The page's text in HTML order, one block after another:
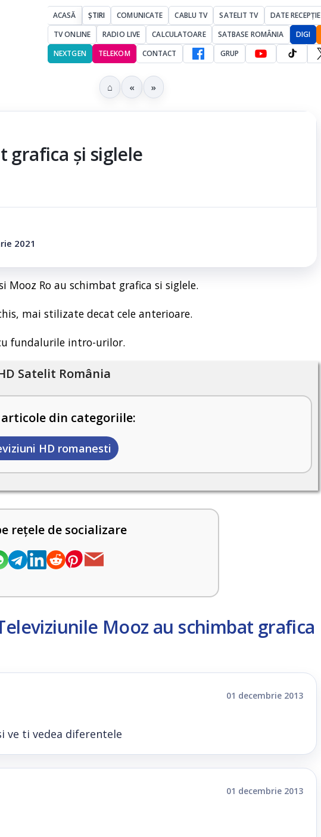
ACASĂ ȘTIRI COMUNICATE CABLU TV SATELIT TV DATE RECEPȚIE
TV ONLINE
RADIO LIVE CALCULATOARE SATBASE ROMÂNIA DIGI
NEXTGEN
TELEKOM CONTACT GRUP
⌂ « »
grafica și siglele
2021
Mooz Ro au schimbat grafica si siglele.
mai stilizate decat cele anterioare.
fundalurile intro-urilor.
Satelit România
din categoriile:
HD romanesti
rețele de socializare
Mooz au schimbat grafica
01 decembrie 2013
ve ti vedea diferentele
01 decembrie 2013